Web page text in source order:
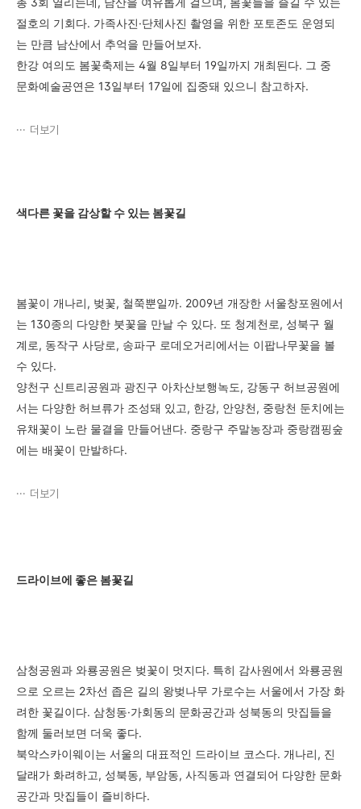
절호의 기회다. 가족사진·단체사진 촬영을 위한 포토존도 운영되
는 만큼 남산에서 추억을 만들어보자.
한강 여의도 봄꽃축제는 4월 8일부터 19일까지 개최된다. 그 중
문화예술공연은 13일부터 17일에 집중돼 있으니 참고하자.
더보기
색다른 꽃을 감상할 수 있는 봄꽃길
봄꽃이 개나리, 벚꽃, 철쭉뿐일까. 2009년 개장한 서울창포원에서
는 130종의 다양한 붓꽃을 만날 수 있다. 또 청계천로, 성북구 월
계로, 동작구 사당로, 송파구 로데오거리에서는 이팝나무꽃을 볼
수 있다.
양천구 신트리공원과 광진구 아차산보행녹도, 강동구 허브공원에
서는 다양한 허브류가 조성돼 있고, 한강, 안양천, 중랑천 둔치에는
유채꽃이 노란 물결을 만들어낸다. 중랑구 주말농장과 중랑캠핑숲
에는 배꽃이 만발하다.
더보기
드라이브에 좋은 봄꽃길
삼청공원과 와룡공원은 벚꽃이 멋지다. 특히 감사원에서 와룡공원
으로 오르는 2차선 좁은 길의 왕벚나무 가로수는 서울에서 가장 화
려한 꽃길이다. 삼청동·가회동의 문화공간과 성북동의 맛집들을
함께 둘러보면 더욱 좋다.
북악스카이웨이는 서울의 대표적인 드라이브 코스다. 개나리, 진
달래가 화려하고, 성북동, 부암동, 사직동과 연결되어 다양한 문화
공간과 맛집들이 즐비하다.